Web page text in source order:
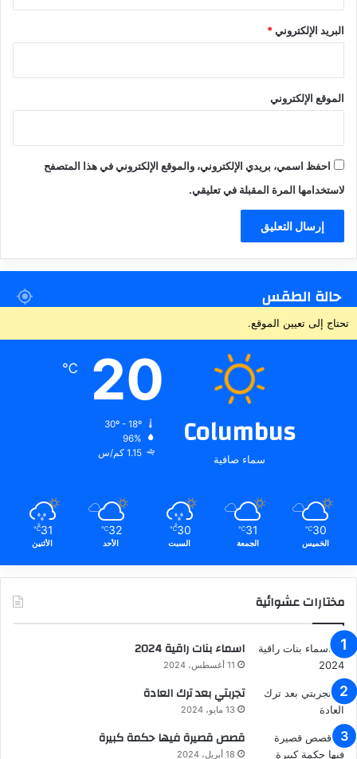
البريد الإلكتروني*
الموقع الإلكتروني
احفظ اسمي، بريدي الإلكتروني، والموقع الإلكتروني في هذا المتصفح
لاستخدامها المرة المقبلة في تعليقي.
حالة الطقس
تحتاج إلى تعيين الموقع.
Columbus
سماء صافية
20
℃
96%
1.15 كم/س
30
℃
الخميس
31
℃
الجمعة
30
℃
السبت
32
℃
الأحد
31
℃
الأثنين
مختارات عشوائية
اسماء بنات راقية 2024
11 أغسطس، 2024
تجربتي بعد ترك العادة
13 مايو، 2024
قصص قصيرة فيها حكمة كبيرة
18 أبريل، 2024